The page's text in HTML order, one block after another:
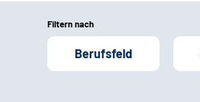
Filtern nach
Berufsfeld